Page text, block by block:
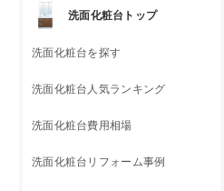
洗面化粧台トップ
洗面化粧台を探す
洗面化粧台人気ランキング
洗面化粧台費用相場
洗面化粧台リフォーム事例